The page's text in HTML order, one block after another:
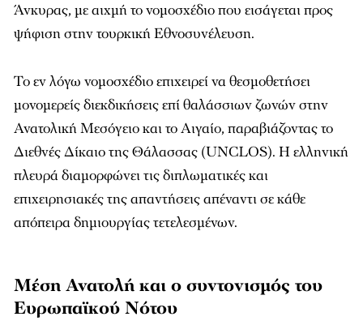
Άνκυρας, με αιχμή το νομοσχέδιο που εισάγεται προς
ψήφιση στην τουρκική Εθνοσυνέλευση.
Το εν λόγω νομοσχέδιο επιχειρεί να θεσμοθετήσει
μονομερείς διεκδικήσεις επί θαλάσσιων ζωνών στην
Ανατολική Μεσόγειο και το Αιγαίο, παραβιάζοντας το
Διεθνές Δίκαιο της Θάλασσας (UNCLOS). Η ελληνική
πλευρά διαμορφώνει τις διπλωματικές και
επιχειρησιακές της απαντήσεις απέναντι σε κάθε
απόπειρα δημιουργίας τετελεσμένων.
Μέση Ανατολή και ο συντονισμός του
Ευρωπαϊκού Νότου